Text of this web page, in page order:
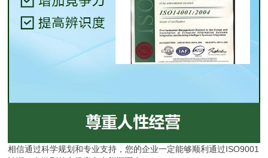
相信通过科学规划和专业支持，您的企业一定能够顺利通过ISO9001